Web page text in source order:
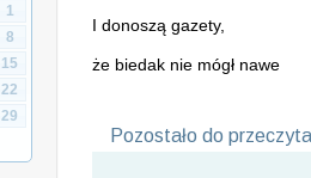
1
8
15
22
29
I donoszą gazety,
że biedak nie mógł nawe
Pozostało do